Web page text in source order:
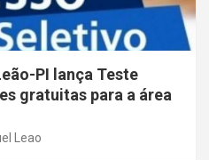
PI lança Teste
gratuitas para a área
Leao